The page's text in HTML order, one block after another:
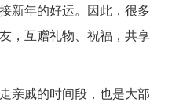
新年的好运。因此，很多
，互赠礼物、祝福，共享
亲戚的时间段，也是大部